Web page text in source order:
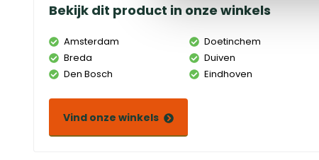
Bekijk dit product in onze winkels
Amsterdam
Breda
Den Bosch
Doetinchem
Duiven
Eindhoven
Vind onze winkels